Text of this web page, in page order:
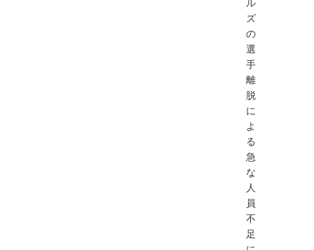
ズ
の
選
手
離
脱
に
よ
る
急
な
人
員
不
足